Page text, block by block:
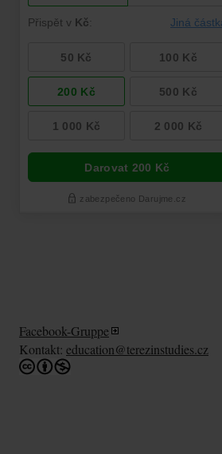
Facebook-Gruppe
Kontakt: education@terezinstudies.cz